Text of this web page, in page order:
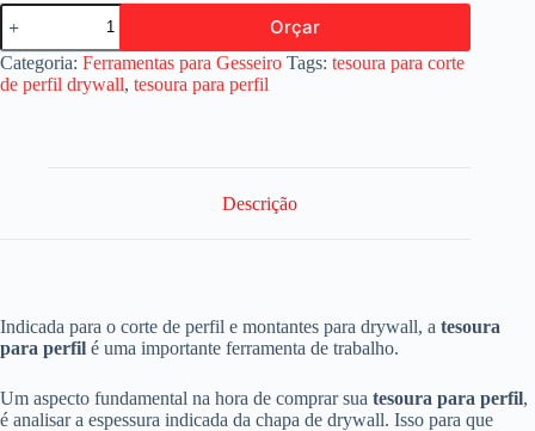
Tesoura
para
Perfil
quantidade
Orçar
Categoria: Ferramentas para Gesseiro Tags: tesoura para corte
de perfil drywall, tesoura para perfil
Descrição
Indicada para o corte de perfil e montantes para drywall, a tesoura
para perfil é uma importante ferramenta de trabalho.
Um aspecto fundamental na hora de comprar sua tesoura para perfil,
é analisar a espessura indicada da chapa de drywall. Isso para que